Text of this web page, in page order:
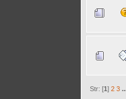
Str: [1] 2 3